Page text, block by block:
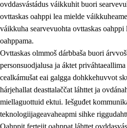
ovddasvástádus váikkuhit buori
ovttaskas oahppi lea mielde
váikkuha searvevuohta ovttaskas
oahppama.
Ovttaskas olmmoš dárbbaša buori
personsuodjalusa ja áktet
cealkámušat eai galgga dohkkehuvvot
hárjehallat deasttalaččat láhttet ja
miellaguottuid ektui. Iešguđet
teknologiijageavaheapmi sihke